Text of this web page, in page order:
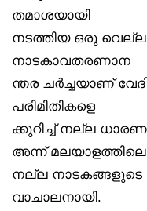
തമാശയായി
നടത്തിയ ഒരു
നാടകാവതരണാന
ന്തര ചർച്ചയാണ്
പരിമിതികളെ
ക്കുറിച്ച് നല്ല
അന്ന് മലയാളത്തിലെ
നല്ല നാടകങ്ങളുടെ
വാചാലനായി.